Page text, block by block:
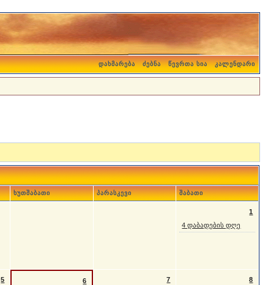
დახმარება ძებნა წევრთა სია კალენდარი
ხუთშაბათი პარასკევი შაბათი
1
4 დაბადების დღე
5
6
7
8